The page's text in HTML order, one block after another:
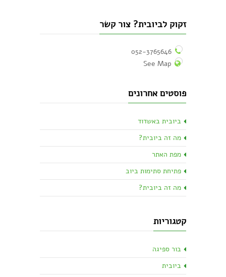
זקוק לביובית? צור קשר
052-3765646
See Map
פוסטים אחרונים
ביובית באשדוד
מה זה ביובית?
מפת האתר
פתיחת סתימות ביוב
מה זה ביובית?
קטגוריות
בור ספיגה
ביובית